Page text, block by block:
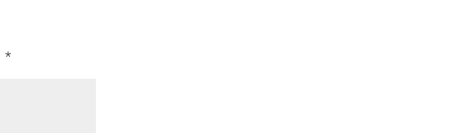
*